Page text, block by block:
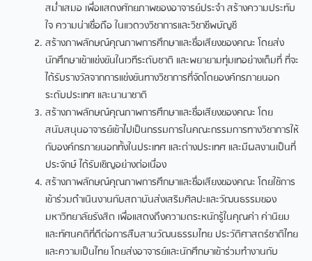
สม่ำเสมอ เพื่อแสดงศักยภาพของอาจารย์ประจำ สร้างความประทับ
ใจ ความน่าเชื่อถือ ในแวดวงวิชาการและวิชาชีพบัญชี
สร้างภาพลักษณ์คุณภาพการศึกษาและชื่อเสียงของคณะ โดยส่ง
นักศึกษาเข้าแข่งขันในเวทีระดับชาติ และพยายามทุ่มเทอย่างเต็มที่ ที่จะ
ได้รับรางวัลจากการแข่งขันทางวิชาการที่จัดโดยองค์กรภายนอก
ระดับประเทศ และนานาชาติ
สร้างภาพลักษณ์คุณภาพการศึกษาและชื่อเสียงของคณะ โดย
สนับสนุนอาจารย์เข้าไปเป็นกรรมการในคณะกรรมการทางวิชาการให้
กับองค์กรภายนอกทั้งในประเทศ และต่างประเทศ และมีผลงานเป็นที่
ประจักษ์ ได้รับเชิญอย่างต่อเนื่อง
สร้างภาพลักษณ์คุณภาพการศึกษาและชื่อเสียงของคณะ โดยใช้การ
เข้าร่วมดำเนินงานกับสถาบันส่งเสริมศิลปะและวัฒนธรรมของ
มหาวิทยาลัยรังสิต เพื่อแสดงถึงความตระหนักรู้ในคุณค่า ค่านิยม
และทัศนคติที่ดีต่อการสืบสานวัฒนธรรมไทย ประวัติศาสตร์ชาติไทย
และความเป็นไทย โดยส่งอาจารย์และนักศึกษาเข้าร่วมทำงานกับ